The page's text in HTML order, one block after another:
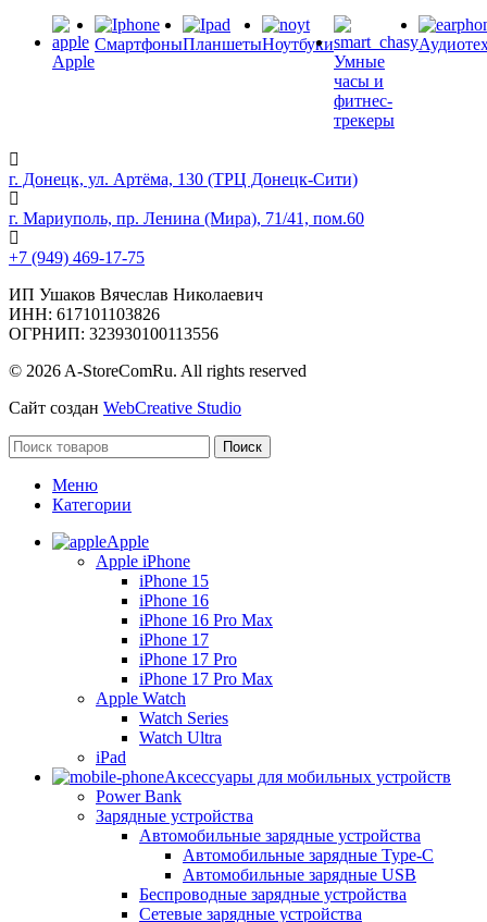
Apple
СмартфоныПланшетыНоутбуки
Умные
часы и
фитнес-
трекеры
г. Донецк, ул. Артёма, 130 (ТРЦ Донецк-Сити)
г. Мариуполь, пр. Ленина (Мира), 71/41, пом.60
+7 (949) 469-17-75
ИП Ушаков Вячеслав Николаевич
ИНН: 617101103826
ОГРНИП: 323930100113556
© 2026 A-StoreComRu. All rights reserved
Сайт создан WebCreative Studio
Поиск
Меню
Категории
Apple
Apple iPhone
iPhone 15
iPhone 16
iPhone 16 Pro Max
iPhone 17
iPhone 17 Pro
iPhone 17 Pro Max
Apple Watch
Watch Series
Watch Ultra
iPad
Аксессуары для мобильных устройств
Power Bank
Зарядные устройства
Автомобильные зарядные устройства
Автомобильные зарядные Type-C
Автомобильные зарядные USB
Беспроводные зарядные устройства
Сетевые зарядные устройства